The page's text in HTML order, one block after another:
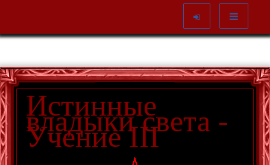
Истинные
владыки света -
Учение III